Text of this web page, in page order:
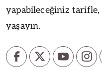
yapabileceğiniz tarifle,
yaşayın.